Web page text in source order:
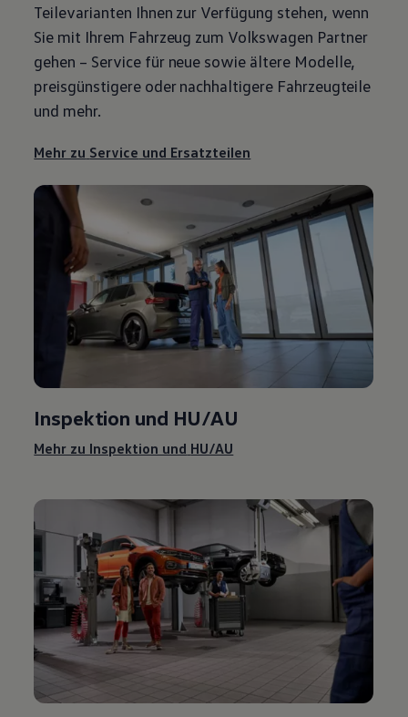
Teilevarianten Ihnen zur Verfügung stehen, wenn
Sie mit Ihrem Fahrzeug zum Volkswagen Partner
gehen – Servicefür neue sowie ältere Modelle,
preisgünstigere oder nachhaltigere Fahrzeugteile
und mehr.
Mehr zu Service und Ersatzteilen
Inspektion und HU/AU
Mehr zu Inspektion und HU/AU